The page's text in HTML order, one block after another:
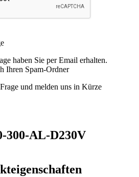
haben Sie per Email erhalten.
Ihren Spam-Ordner
und melden uns in Kürze
300-AL-D230V